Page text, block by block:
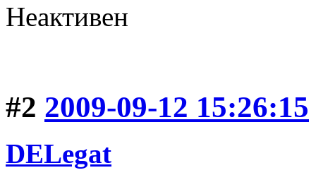
Неактивен
#2 2009-09-12 15:26:15
DELegat